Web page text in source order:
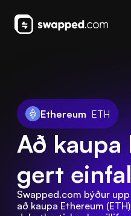
Ethereum ETH
Að kaupa
gert
Swapped.com býður
að kaupa Ethereum